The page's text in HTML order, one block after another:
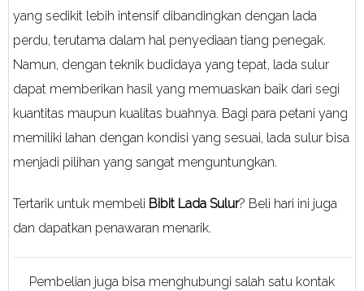
yang sedikit lebih intensif dibandingkan dengan lada
perdu, terutama dalam hal penyediaan tiang penegak.
Namun, dengan teknik budidaya yang tepat, lada sulur
dapat memberikan hasil yang memuaskan baik dari segi
kuantitas maupun kualitas buahnya. Bagi para petani yang
memiliki lahan dengan kondisi yang sesuai, lada sulur bisa
menjadi pilihan yang sangat menguntungkan.
Tertarik untuk membeli Bibit Lada Sulur? Beli hari ini juga
dan dapatkan penawaran menarik.
Pembelian juga bisa menghubungi salah satu kontak